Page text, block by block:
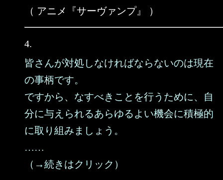
（ アニメ『サーヴァンプ』 ）
4.
皆さんが対処しなければならないのは現在
の事柄です。
ですから、なすべきことを行うために、自
分に与えられるあらゆるよい機会に積極的
に取り組みましょう。
……
（→続きはクリック）